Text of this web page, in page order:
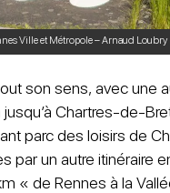
Ville et Métropole – Arnaud Loubry
son sens, avec une
Chartres-de-
parc des loisirs de
par un autre itinéraire
« de Rennes à la